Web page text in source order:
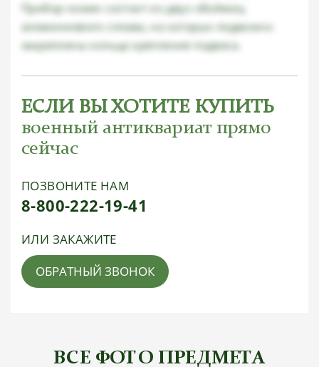
Прибор ножен состоит из двух обоймиц
алюминиевого сплава, на которых подвижно
закреплены кольца крепления подвеса.
ЕСЛИ ВЫ ХОТИТЕ КУПИТЬ
военный антиквариат прямо
сейчас
ПОЗВОНИТЕ НАМ
8-800-222-19-41
ИЛИ ЗАКАЖИТЕ
ОБРАТНЫЙ ЗВОНОК
ВСЕ ФОТО ПРЕДМЕТА